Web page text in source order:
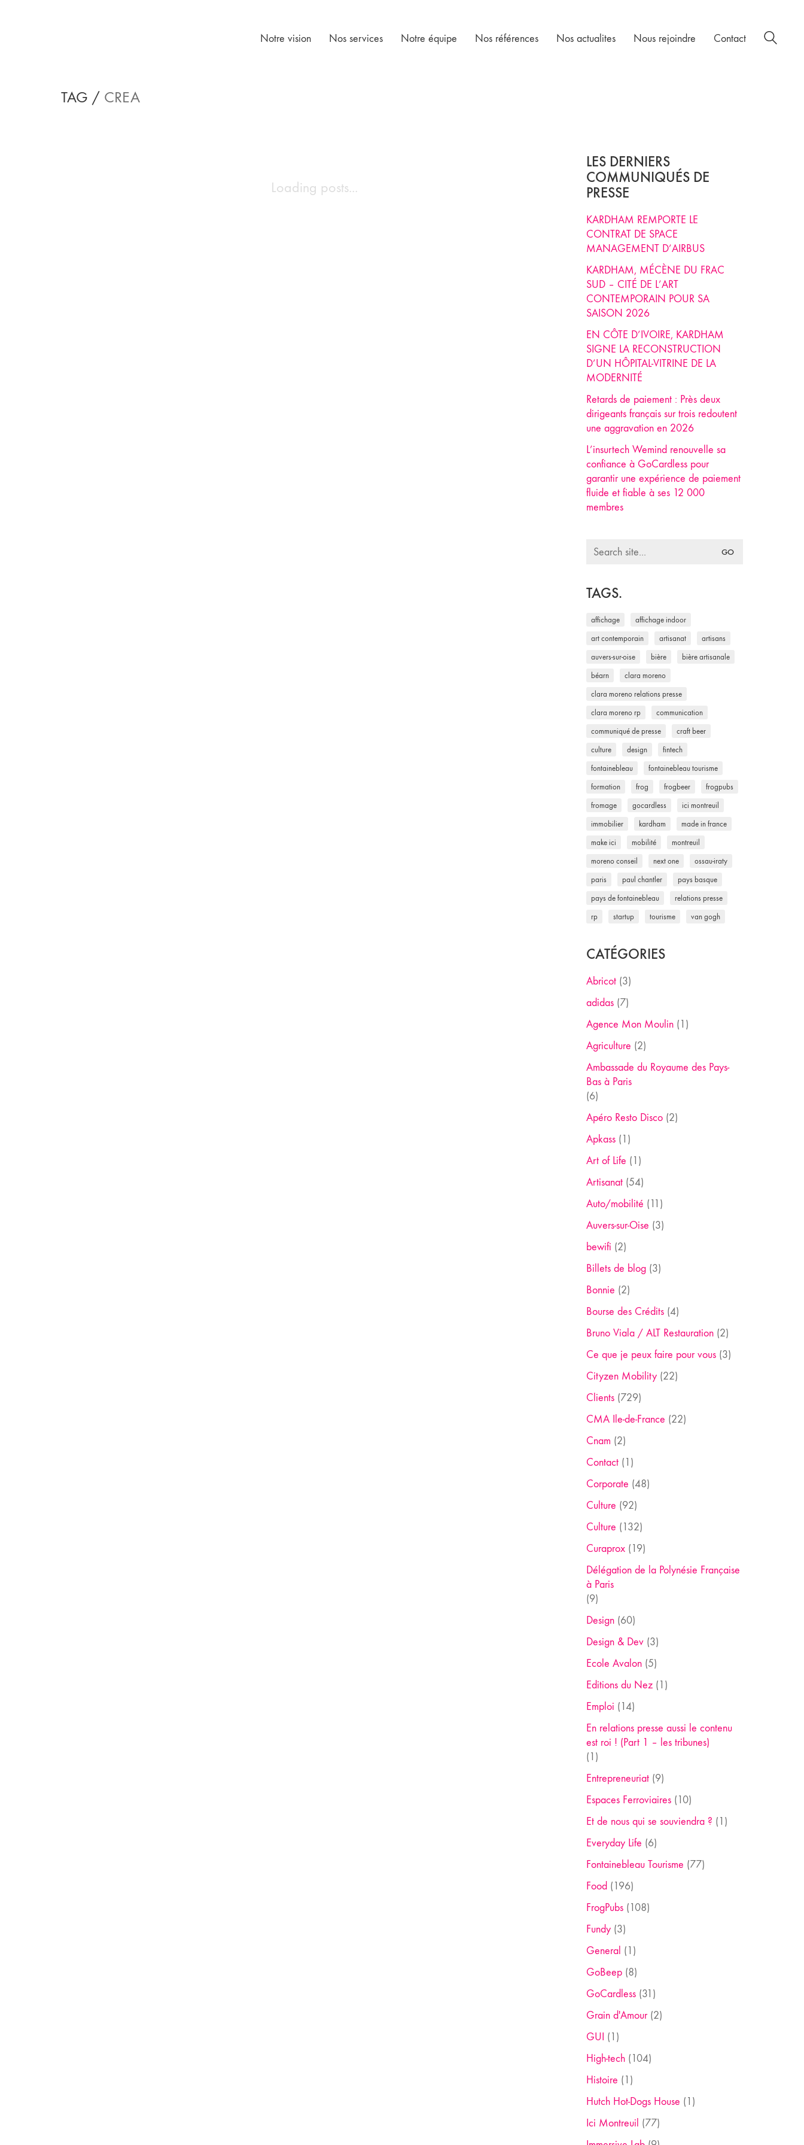
Notre vision Nos services Notre équipe Nos références Nos actualites Nous rejoindre Contact
TAG / CREA
Loading posts...
LES DERNIERS
COMMUNIQUÉS DE
PRESSE
KARDHAM REMPORTE LE
CONTRAT DE SPACE
MANAGEMENT D’AIRBUS
KARDHAM, MÉCÈNE DU FRAC
SUD – CITÉ DE L’ART
CONTEMPORAIN POUR SA
SAISON 2026
EN CÔTE D’IVOIRE, KARDHAM
SIGNE LA RECONSTRUCTION
D’UN HÔPITAL-VITRINE DE LA
MODERNITÉ
Retards de paiement : Près deux
dirigeants français sur trois redoutent
une aggravation en 2026
L’insurtech Wemind renouvelle sa
confiance à GoCardless pour
garantir une expérience de paiement
fluide et fiable à ses 12 000
membres
Search
TAGS.
affichage affichage indoor
art contemporain artisanat artisans
auvers-sur-oise bière bière artisanale
béarn clara moreno
clara moreno relations presse
clara moreno rp communication
communiqué de presse craft beer
culture design fintech
fontainebleau fontainebleau tourisme
formation frog frogbeer frogpubs
fromage gocardless ici montreuil
immobilier kardham made in france
make ici mobilité montreuil
moreno conseil next one ossau-iraty
paris paul chantler pays basque
pays de fontainebleau relations presse
rp startup tourisme van gogh
CATÉGORIES
Abricot(3)
adidas(7)
Agence Mon Moulin(1)
Agriculture (2)
Ambassade du Royaume des Pays-
Bas à Paris
(6)
Apéro Resto Disco(2)
Apkass(1)
Art of Life (1)
Artisanat(54)
Auto/mobilité (11)
Auvers-sur-Oise (3)
bewifi (2)
Billets de blog(3)
Bonnie (2)
Bourse des Crédits(4)
Bruno Viala / ALT Restauration(2)
Ce que je peux faire pour vous(3)
Cityzen Mobility(22)
Clients(729)
CMA Ile-de-France (22)
Cnam (2)
Contact(1)
Corporate (48)
Culture (92)
Culture (132)
Curaprox(19)
Délégation de la Polynésie Française
à Paris
(9)
Design(60)
Design & Dev(3)
Ecole Avalon(5)
Editions du Nez(1)
Emploi (14)
En relations presse aussi le contenu
est roi ! (Part 1 – les tribunes)
(1)
Entrepreneuriat(9)
Espaces Ferroviaires(10)
Et de nous qui se souviendra ? (1)
Everyday Life (6)
Fontainebleau Tourisme (77)
Food (196)
FrogPubs(108)
Fundy(3)
General (1)
GoBeep(8)
GoCardless(31)
Grain d'Amour(2)
GUI (1)
High-tech(104)
Histoire (1)
Hutch Hot-Dogs House (1)
Ici Montreuil (77)